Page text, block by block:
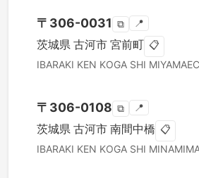
〒 306-0031 ⧉ 📍
茨城県 古河市 宮前町 📋
IBARAKI KEN KOGA SHI
〒 306-0108 ⧉ 📍
茨城県 古河市 南間中橋 📋
IBARAKI KEN KOGA SHI